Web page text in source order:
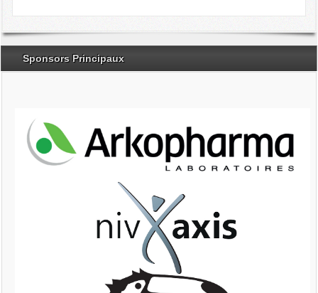
Sponsors Principaux